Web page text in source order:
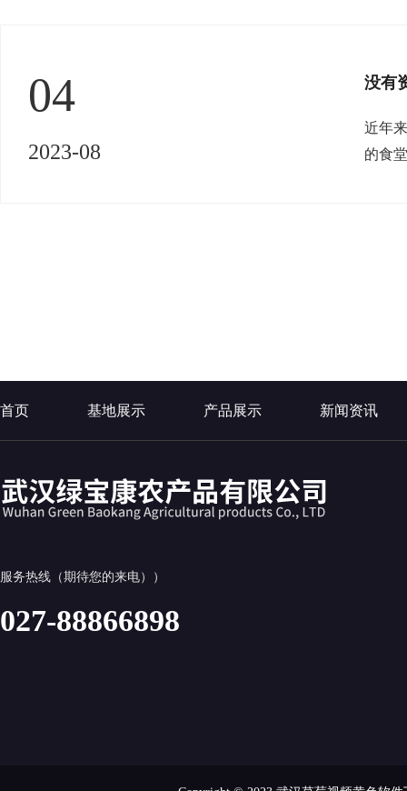
04
2023-08
没有
近年
的食
首页 基地展示 产品展示 新闻资讯
服务热线（期待您的来电））
027-88866898